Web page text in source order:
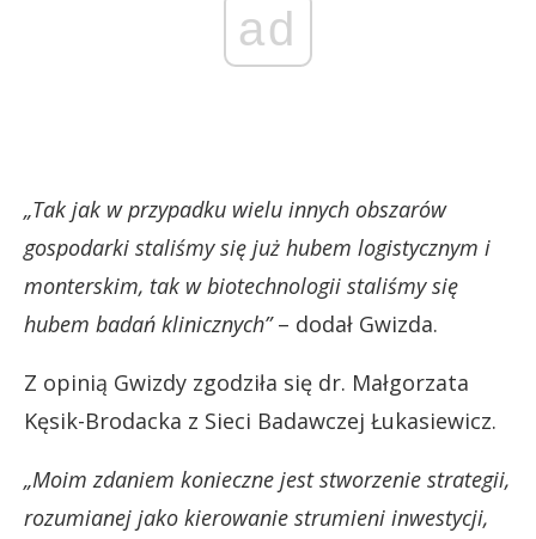
ad
„Tak jak w przypadku wielu innych obszarów
gospodarki staliśmy się już hubem logistycznym i
monterskim, tak w biotechnologii staliśmy się
hubem badań klinicznych”– dodał Gwizda.
Z opinią Gwizdy zgodziła się dr. Małgorzata
Kęsik-Brodacka z Sieci Badawczej Łukasiewicz.
„Moim zdaniem konieczne jest stworzenie strategii,
rozumianej jako kierowanie strumieni inwestycji,